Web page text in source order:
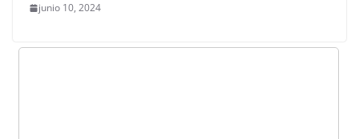
junio 10, 2024